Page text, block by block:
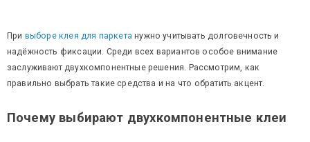
При выборе клея для паркета нужно учитывать долговечность и
надёжность фиксации. Среди всех вариантов особое внимание
заслуживают двухкомпонентные решения. Рассмотрим, как
правильно выбрать такие средства и на что обратить акцент.
Почему выбирают двухкомпонентные клеи